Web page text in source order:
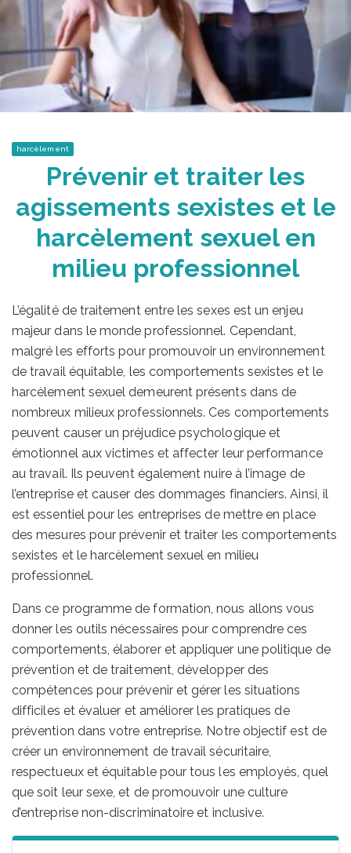
harcèlement
Prévenir et traiter les
agissements sexistes et le
harcèlement sexuel en
milieu professionnel
L’égalité de traitement entre les sexes est un enjeu
majeur dans le monde professionnel. Cependant,
malgré les efforts pour promouvoir un environnement
de travail équitable, les comportements sexistes et le
harcèlement sexuel demeurent présents dans de
nombreux milieux professionnels. Ces comportements
peuvent causer un préjudice psychologique et
émotionnel aux victimes et affecter leur performance
au travail. Ils peuvent également nuire à l’image de
l’entreprise et causer des dommages financiers. Ainsi, il
est essentiel pour les entreprises de mettre en place
des mesures pour prévenir et traiter les comportements
sexistes et le harcèlement sexuel en milieu
professionnel.
Dans ce programme de formation, nous allons vous
donner les outils nécessaires pour comprendre ces
comportements, élaborer et appliquer une politique de
prévention et de traitement, développer des
compétences pour prévenir et gérer les situations
difficiles et évaluer et améliorer les pratiques de
prévention dans votre entreprise. Notre objectif est de
créer un environnement de travail sécuritaire,
respectueux et équitable pour tous les employés, quel
que soit leur sexe, et de promouvoir une culture
d’entreprise non-discriminatoire et inclusive.